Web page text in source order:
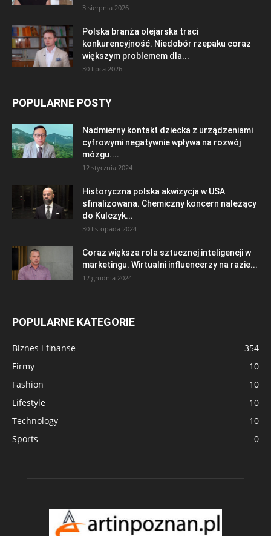
3 sierpnia 2026
Polska branża olejarska traci
konkurencyjność. Niedobór rzepaku coraz
większym problemem dla...
30 lipca 2026
POPULARNE POSTY
Nadmierny kontakt dziecka z urządzeniami
cyfrowymi negatywnie wpływa na rozwój
mózgu....
12 stycznia 2024
Historyczna polska akwizycja w USA
sfinalizowana. Chemiczny koncern należący
do Kulczyk...
30 listopada 2024
Coraz większa rola sztucznej inteligencji w
marketingu. Wirtualni influencerzy na razie...
12 grudnia 2024
POPULARNE KATEGORIE
Biznes i finanse
354
Firmy
10
Fashion
10
Lifestyle
10
Technology
10
Sports
0